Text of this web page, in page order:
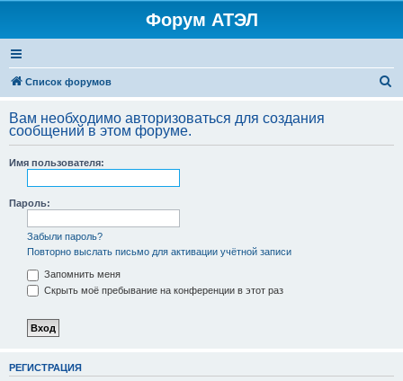
Форум АТЭЛ
Список форумов
с
Вам необходимо авторизоваться для создания
сообщений в этом форуме.
Имя пользователя:
Пароль:
Забыли пароль?
Повторно выслать письмо для активации учётной записи
Запомнить меня
Скрыть моё пребывание на конференции в этот раз
РЕГИСТРАЦИЯ